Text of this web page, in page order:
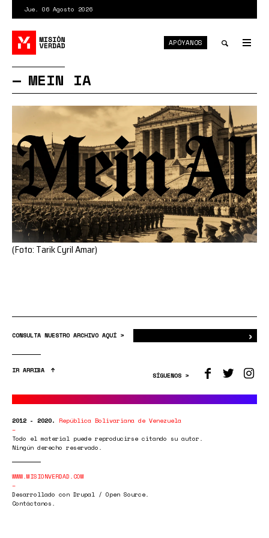
contenido
principal
Jue. 06 Agosto 2026
search
APÓYANOS
MEIN IA
(Foto: Tarik Cyril Amar)
CONSULTA NUESTRO ARCHIVO AQUÍ > ›
IR ARRIBA
SÍGUENOS >
2012 - 2020. República Bolivariana de Venezuela
Todo el material puede reproducirse citando su autor.
Ningún derecho reservado.
WWW.MISIONVERDAD.COM
Desarrollado con Drupal / Open Source.
Contáctanos.